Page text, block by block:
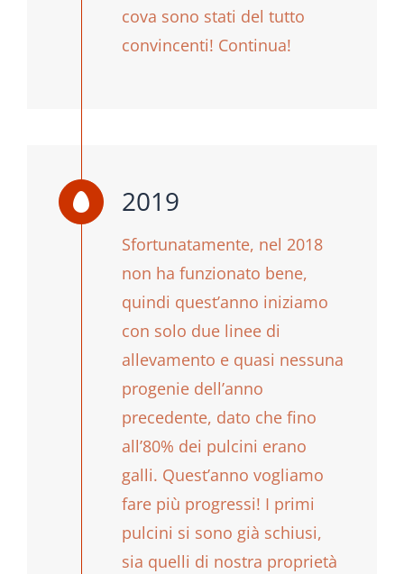
cova sono stati del tutto
convincenti! Continua!
2019
Sfortunatamente, nel 2018
non ha funzionato bene,
quindi quest’anno iniziamo
con solo due linee di
allevamento e quasi nessuna
progenie dell’anno
precedente, dato che fino
all’80% dei pulcini erano
galli. Quest’anno vogliamo
fare più progressi! I primi
pulcini si sono già schiusi,
sia quelli di nostra proprietà